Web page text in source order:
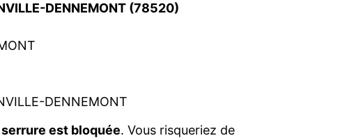
DENNEMONT (78520)
DENNEMONT
serrure est bloquée. Vous risqueriez de